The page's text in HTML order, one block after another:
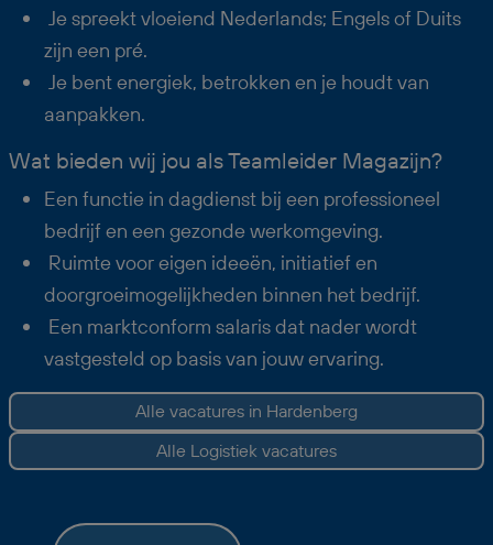
Je spreekt vloeiend Nederlands; Engels of Duits
zijn een pré.
Je bent energiek, betrokken en je houdt van
aanpakken.
Wat bieden wij jou als Teamleider Magazijn?
Een functie in dagdienst bij een professioneel
bedrijf en een gezonde werkomgeving.
Ruimte voor eigen ideeën, initiatief en
doorgroeimogelijkheden binnen het bedrijf.
Een marktconform salaris dat nader wordt
vastgesteld op basis van jouw ervaring.
Alle vacatures in Hardenberg
Alle Logistiek vacatures